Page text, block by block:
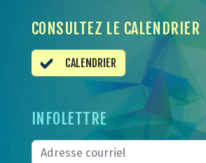
CONSULTEZ LE CALENDRIER
CALENDRIER
INFOLETTRE